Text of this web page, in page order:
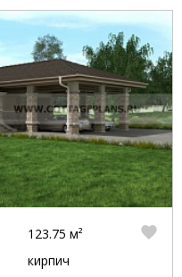
123.75 м²
кирпич